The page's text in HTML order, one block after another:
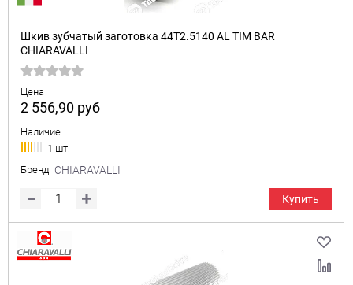
Шкив зубчатый заготовка 44T2.5140 AL TIM BAR
CHIARAVALLI
Цена
2 556,90 руб
Наличие
1 шт.
Бренд CHIARAVALLI
Купить